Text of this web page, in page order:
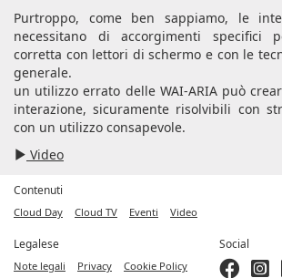
Purtroppo, come ben sappiamo, le
necessitano di accorgimenti specifici
corretta con lettori di schermo e con le
generale.
un utilizzo errato delle WAI-ARIA può
interazione, sicuramente risolvibili con
con un utilizzo consapevole.
Video
Contenuti
Cloud Day Cloud TV Eventi Video
Legalese
Note legali Privacy Cookie Policy
Social